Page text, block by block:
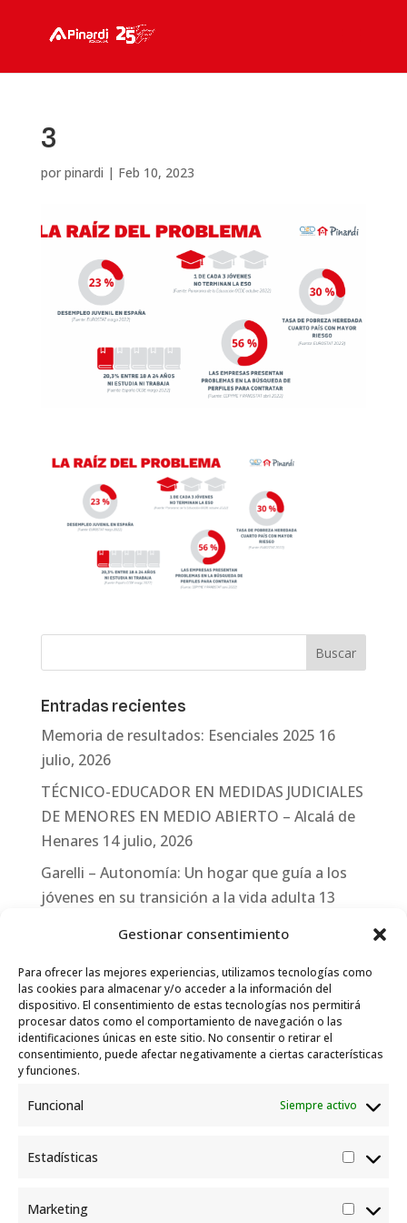
Gestionar consentimiento
Para ofrecer las mejores experiencias, utilizamos tecnologías como
las cookies para almacenar y/o acceder a la información del
dispositivo. El consentimiento de estas tecnologías nos permitirá
procesar datos como el comportamiento de navegación o las
identificaciones únicas en este sitio. No consentir o retirar el
consentimiento, puede afectar negativamente a ciertas características
y funciones.
Funcional Siempre activo
Estadísticas
Marketing
3
por pinardi | Feb 10, 2023
Entradas recientes
Memoria de resultados: Esenciales 2025 16
julio, 2026
TÉCNICO-EDUCADOR EN MEDIDAS JUDICIALES
DE MENORES EN MEDIO ABIERTO – Alcalá de
Henares 14 julio, 2026
Garelli – Autonomía: Un hogar que guía a los
jóvenes en su transición a la vida adulta 13
Garelli-Refugio: Acciones de empleo en el
marco del Sistema de Acogida de Protección
Internacional 10 julio, 2026